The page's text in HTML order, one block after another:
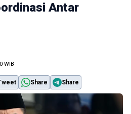
Antar
WIB
Share Share